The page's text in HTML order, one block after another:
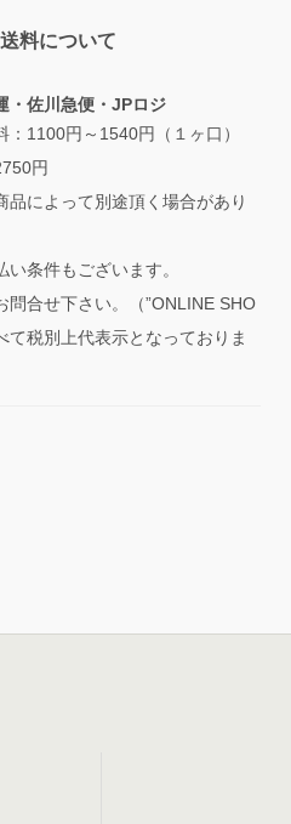
料について
・佐川急便・JPロジ
：1100円～1540円（１ヶ口）
円
品によって別途頂く場合があり
い条件もございます。
問合せ下さい。（”ONLINE SHO
て税別上代表示となっておりま